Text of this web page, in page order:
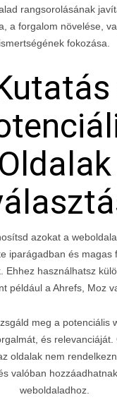
rangsorolásának
a forgalom növelése,
ismertségének fokozása.
Oldalak
azokat a
iparágadban és magas
Ehhez használhatsz
például a Ahrefs, Moz
meg a potenciális
és relevanciáját.
oldalak nem
valóban
weboldaladhoz.